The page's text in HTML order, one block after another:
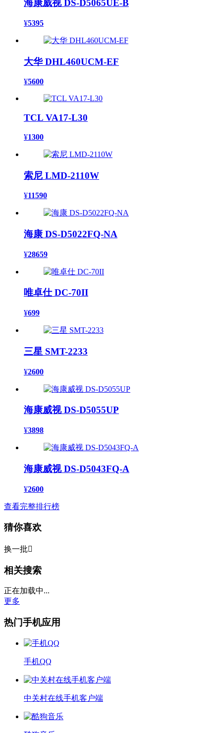
海康威视 DS-D5065UE-B
¥5395
大华 DHL460UCM-EF
¥5600
TCL VA17-L30
¥1300
索尼 LMD-2110W
¥11590
海康 DS-D5022FQ-NA
¥28659
唯卓仕 DC-70II
¥699
三星 SMT-2233
¥2600
海康威视 DS-D5055UP
¥3898
海康威视 DS-D5043FQ-A
¥2600
查看完整排行榜
猜你喜欢
换一批
相关搜索
正在加载中...
更多
热门手机应用
手机QQ
中关村在线手机客户端